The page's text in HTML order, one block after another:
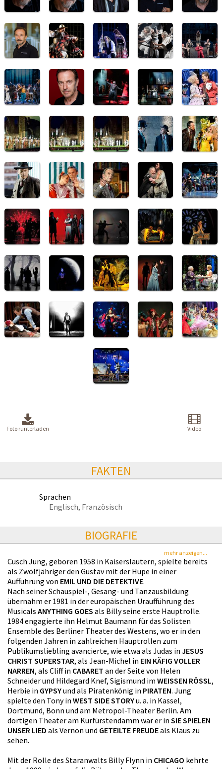
Foto runterladen Video
FAKTEN
Sprachen
Englisch, Französisch
BIOGRAFIE
mehr anzeigen...
Cusch Jung, geboren 1958 in Kaiserslautern, spielte bereits
als Zwölfjähriger den Gustav mit der Hupe in einer
Aufführung von EMIL UND DIE DETEKTIVE.
Nach seiner Schauspiel-, Gesang- und Tanzausbildung
übernahm er 1981 in der europäischen Uraufführung des
Musicals ANYTHING GOES als Billy seine erste Hauptrolle.
1984 engagierte ihn Helmut Baumann für das Solisten
Ensemble des Berliner Theater des Westens, wo er in den
folgenden Jahren in zahlreichen Hauptrollen zum
Publikumsliebling avancierte, wie etwa als Judas in JESUS
CHRIST SUPERSTAR, als Jean-Michel in EIN KÄFIG VOLLER
NARREN, als Cliff in CABARET an der Seite von Helen
Schneider und Hildegard Knef, Sigismund im WEISSEN RÖSSL,
Herbie in GYPSYund als Piratenkönig in PIRATEN. Jung
spielte den Tony in WEST SIDE STORYu. a. in Kassel,
Dortmund, Bonn und am Metropol-Theater Berlin. Am
dortigen Theater am Kurfürstendamm war er in SIE SPIELEN
UNSER LIED als Vernon und GETEILTE FREUDEals Klaus zu
sehen.
Mit der Rolle des Staranwalts Billy Flynn in CHICAGO kehrte